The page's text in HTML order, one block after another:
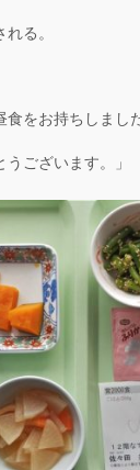
る。
をお持ちしまし
ございます。」